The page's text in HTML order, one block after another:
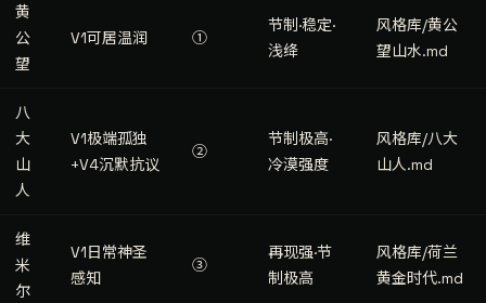
黄
公
望
V1可居温润 ①
节制·稳定·
浅绛
风格库/黄公
望山水.md
八
大
山
人
V1极端孤独
+V4沉默抗议
②
节制极高·
冷漠强度
风格库/八大
山人.md
维
米
尔
V1日常神圣
感知
③
再现强·节
制极高
风格库/荷兰
黄金时代.md